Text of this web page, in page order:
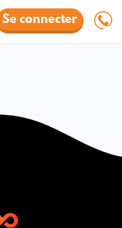
Se connecter